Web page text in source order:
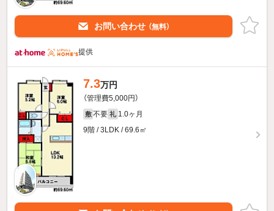
お問い合わせ （無料）
提供
7.3万円
（管理費5,000円）
敷 不要 礼 1.0ヶ月
9階 / 3LDK / 69.6㎡